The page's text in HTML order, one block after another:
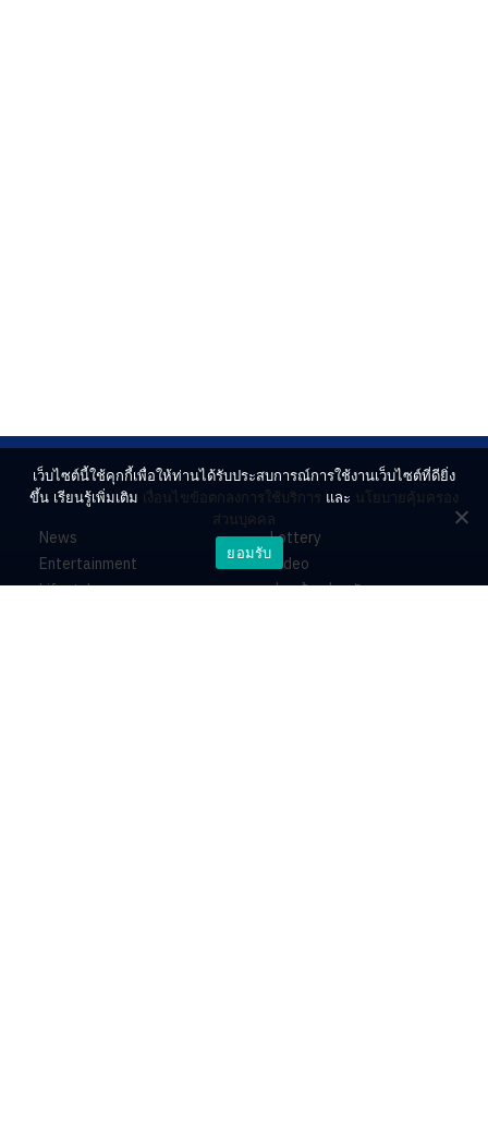
News
Entertainment
Lifestyle
Lottery
Video
ร่วมด้วยช่วยกัน
เว็บไซต์นี้ใช้คุกกี้เพื่อให้ท่านได้รับประสบการณ์การใช้งานเว็บไซต์ที่ดียิ่ง
ขึ้น เรียนรู้เพิ่มเติม เงื่อนไขข้อตกลงการใช้บริการ และ นโยบายคุ้มครอง
ส่วนบุคคล
ยอมรับ